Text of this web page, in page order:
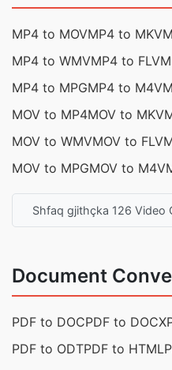
MP4 to MOVMP4 to MKV
MP4 to WMVMP4 to FLV
MP4 to MPGMP4 to M4V
MOV to MP4MOV to MKV
MOV to WMVMOV to FLV
MOV to MPGMOV to M4V
Shfaq gjithçka 126 Video
Document
PDF to DOCPDF to DOCX
PDF to ODTPDF to HTML